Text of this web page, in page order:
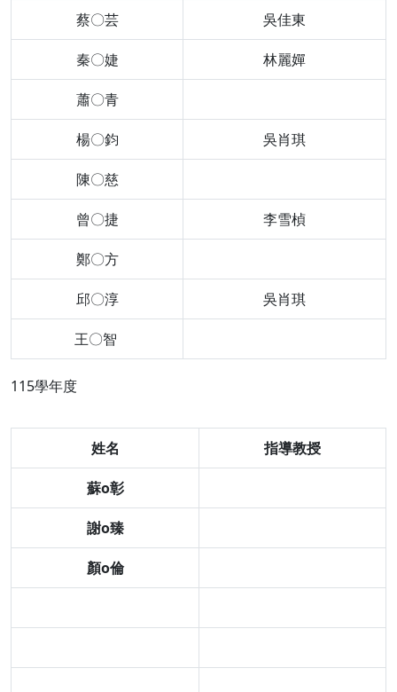
蔡〇芸 吳佳東
秦〇婕 林麗嬋
蕭〇青
楊〇鈞 吳肖琪
陳〇慈
曾〇捷 李雪楨
鄭〇方
邱〇淳 吳肖琪
王〇智
115學年度
姓名 指導教授
蘇o彰
謝o臻
顏o倫